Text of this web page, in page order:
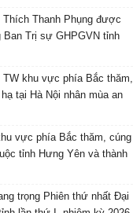
Thanh Phụng được
Trị sự GHPGVN tỉnh
khu vực phía Bắc thăm,
tại Hà Nội nhân mùa an
vực phía Bắc thăm, cúng
tỉnh Hưng Yên và thành
trọng Phiên thứ nhất Đại